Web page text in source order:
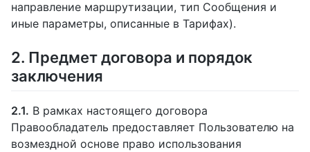
направление маршрутизации, тип Сообщения и
иные параметры, описанные в Тарифах).
2. Предмет договора и порядок
заключения
2.1. В рамках настоящего договора
Правообладатель предоставляет Пользователю на
возмездной основе право использования